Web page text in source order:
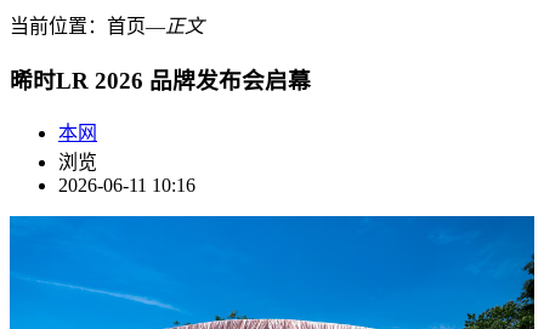
当前位置： 首页―正文
晞时LR 2026 品牌发布会启幕
本网
浏览
2026-06-11 10:16